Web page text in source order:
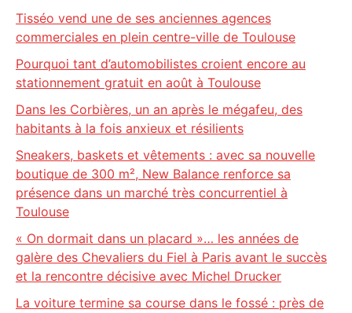
Tisséo vend une de ses anciennes agences
commerciales en plein centre-ville de Toulouse
Pourquoi tant d’automobilistes croient encore au
stationnement gratuit en août à Toulouse
Dans les Corbières, un an après le mégafeu, des
habitants à la fois anxieux et résilients
Sneakers, baskets et vêtements : avec sa nouvelle
boutique de 300 m², New Balance renforce sa
présence dans un marché très concurrentiel à
Toulouse
« On dormait dans un placard »… les années de
galère des Chevaliers du Fiel à Paris avant le succès
et la rencontre décisive avec Michel Drucker
La voiture termine sa course dans le fossé : près de